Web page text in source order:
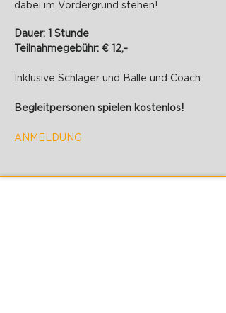
dabei im Vordergrund stehen!
Dauer: 1 Stunde
Teilnahmegebühr: € 12,-
Inklusive Schläger und Bälle und Coach
Begleitpersonen spielen kostenlos!
ANMELDUNG